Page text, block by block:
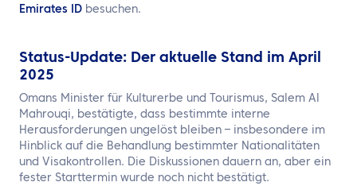
Emirates ID besuchen.
Status-Update: Der aktuelle Stand im April
2025
Omans Minister für Kulturerbe und Tourismus, Salem Al
Mahrouqi, bestätigte, dass bestimmte interne
Herausforderungen ungelöst bleiben – insbesondere im
Hinblick auf die Behandlung bestimmter Nationalitäten
und Visakontrollen. Die Diskussionen dauern an, aber ein
fester Starttermin wurde noch nicht bestätigt.